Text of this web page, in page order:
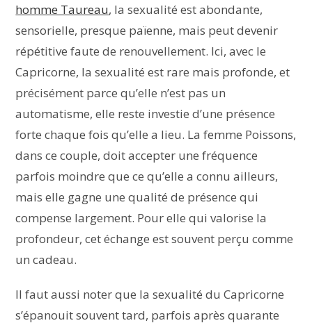
homme Taureau, la sexualité est abondante,
sensorielle, presque païenne, mais peut devenir
répétitive faute de renouvellement. Ici, avec le
Capricorne, la sexualité est rare mais profonde, et
précisément parce qu’elle n’est pas un
automatisme, elle reste investie d’une présence
forte chaque fois qu’elle a lieu. La femme Poissons,
dans ce couple, doit accepter une fréquence
parfois moindre que ce qu’elle a connu ailleurs,
mais elle gagne une qualité de présence qui
compense largement. Pour elle qui valorise la
profondeur, cet échange est souvent perçu comme
un cadeau.
Il faut aussi noter que la sexualité du Capricorne
s’épanouit souvent tard, parfois après quarante